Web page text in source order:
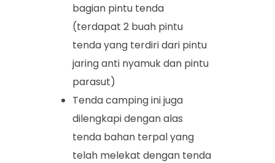
bagian pintu tenda
(terdapat 2 buah pintu
tenda yang terdiri dari pintu
jaring anti nyamuk dan pintu
parasut)
Tenda camping ini juga
dilengkapi dengan alas
tenda bahan terpal yang
telah melekat dengan tenda